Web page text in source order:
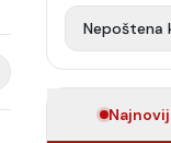
Nepoštena